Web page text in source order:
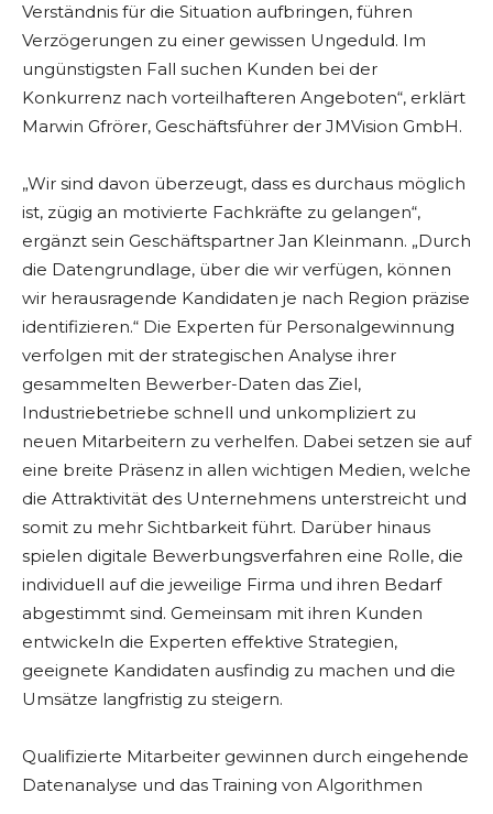
Verständnis für die Situation aufbringen, führen
Verzögerungen zu einer gewissen Ungeduld. Im
ungünstigsten Fall suchen Kunden bei der
Konkurrenz nach vorteilhafteren Angeboten“, erklärt
Marwin Gfrörer, Geschäftsführer der JMVision GmbH.
„Wir sind davon überzeugt, dass es durchaus möglich
ist, zügig an motivierte Fachkräfte zu gelangen“,
ergänzt sein Geschäftspartner Jan Kleinmann. „Durch
die Datengrundlage, über die wir verfügen, können
wir herausragende Kandidaten je nach Region präzise
identifizieren.“ Die Experten für Personalgewinnung
verfolgen mit der strategischen Analyse ihrer
gesammelten Bewerber-Daten das Ziel,
Industriebetriebe schnell und unkompliziert zu
neuen Mitarbeitern zu verhelfen. Dabei setzen sie auf
eine breite Präsenz in allen wichtigen Medien, welche
die Attraktivität des Unternehmens unterstreicht und
somit zu mehr Sichtbarkeit führt. Darüber hinaus
spielen digitale Bewerbungsverfahren eine Rolle, die
individuell auf die jeweilige Firma und ihren Bedarf
abgestimmt sind. Gemeinsam mit ihren Kunden
entwickeln die Experten effektive Strategien,
geeignete Kandidaten ausfindig zu machen und die
Umsätze langfristig zu steigern.
Qualifizierte Mitarbeiter gewinnen durch eingehende
Datenanalyse und das Training von Algorithmen